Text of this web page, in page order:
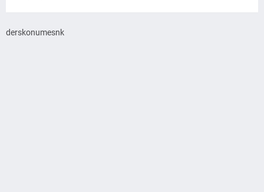
derskonumesnk